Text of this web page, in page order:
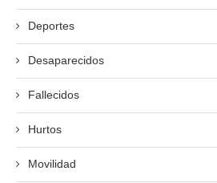
Deportes
Desaparecidos
Fallecidos
Hurtos
Movilidad